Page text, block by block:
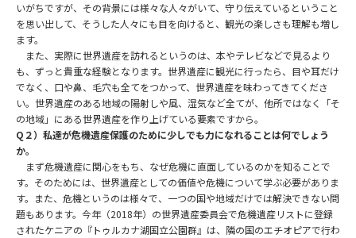
いがちですが、その背景には様々な人々がいて、守り伝えているということ
を思い出して、そうした人々にも目を向けると、観光の楽しさも理解も増し
ます。
また、実際に世界遺産を訪れるというのは、本やテレビなどで見るより
も、ずっと貴重な経験となります。世界遺産に観光に行ったら、目や耳だけ
でなく、口や鼻、毛穴も全てをつかって、世界遺産を味わってきてくださ
い。世界遺産のある地域の陽射しや風、湿気など全てが、他所ではなく「そ
の地域」にある世界遺産を作り上げている要素ですから。
Q ２）私達が危機遺産保護のために少しでも力になれることは何でしょう
か。
まず危機遺産に関心をもち、なぜ危機に直面しているのかを知ることで
す。そのためには、世界遺産としての価値や危機について学ぶ必要がありま
す。また、危機というのは様々で、一つの国や地域だけでは解決できない問
題もあります。今年（2018年）の世界遺産委員会で危機遺産リストに登録
されたケニアの『トゥルカナ湖国立公園群』は、隣の国のエチオピアで行わ